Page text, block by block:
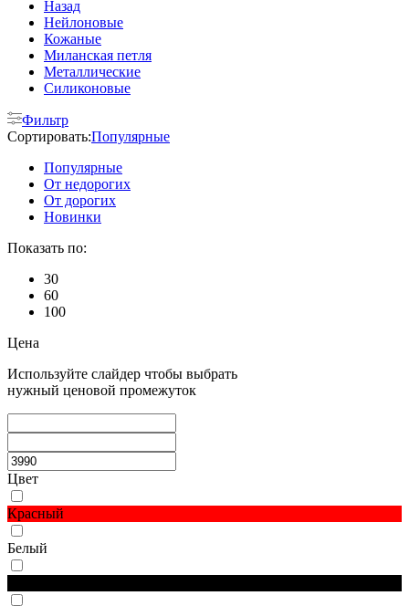
Назад
Нейлоновые
Кожаные
Миланская петля
Металлические
Силиконовые
Фильтр
Сортировать:Популярные
Популярные
От недорогих
От дорогих
Новинки
Показать по:
30
60
100
Цена
Используйте слайдер чтобы выбрать
нужный ценовой промежуток
Цвет
Красный
Белый